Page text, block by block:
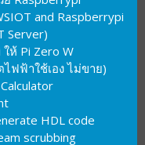
and Raspberrypi
Server)
ห้ Pi Zero W
ฟฟ้าใช้เอง ไม่ขาย)
HDL code
scrubbing